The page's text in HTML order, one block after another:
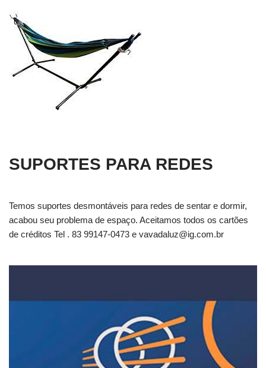
SUPORTES PARA REDES
Temos suportes desmontáveis para redes de sentar e dormir,
acabou seu problema de espaço. Aceitamos todos os cartões
de créditos Tel . 83 99147-0473 e vavadaluz@ig.com.br